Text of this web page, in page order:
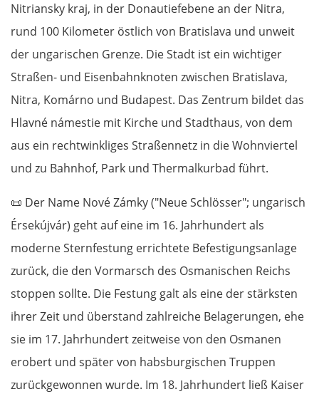
Nitriansky kraj, in der Donautiefebene an der Nitra,
rund 100 Kilometer östlich von Bratislava und unweit
der ungarischen Grenze. Die Stadt ist ein wichtiger
Straßen- und Eisenbahnknoten zwischen Bratislava,
Nitra, Komárno und Budapest. Das Zentrum bildet das
Hlavné námestie mit Kirche und Stadthaus, von dem
aus ein rechtwinkliges Straßennetz in die Wohnviertel
und zu Bahnhof, Park und Thermalkurbad führt.
📜 Der Name Nové Zámky ("Neue Schlösser"; ungarisch
Érsekújvár) geht auf eine im 16. Jahrhundert als
moderne Sternfestung errichtete Befestigungsanlage
zurück, die den Vormarsch des Osmanischen Reichs
stoppen sollte. Die Festung galt als eine der stärksten
ihrer Zeit und überstand zahlreiche Belagerungen, ehe
sie im 17. Jahrhundert zeitweise von den Osmanen
erobert und später von habsburgischen Truppen
zurückgewonnen wurde. Im 18. Jahrhundert ließ Kaiser